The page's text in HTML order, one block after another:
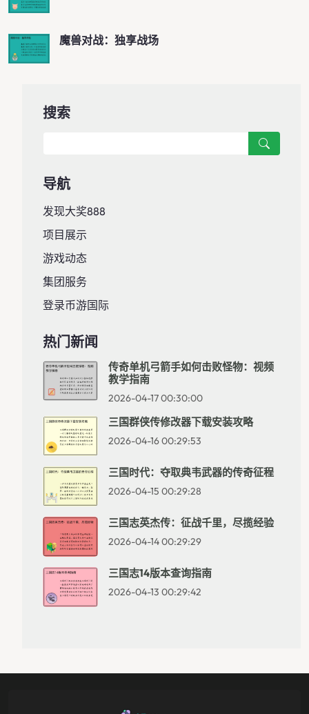
魔兽对战：独享战场
搜索
导航
发现大奖888
项目展示
游戏动态
集团服务
登录币游国际
热门新闻
传奇单机弓箭手如何击败怪物：视频
教学指南
2026-04-17 00:30:00
三国群侠传修改器下载安装攻略
2026-04-16 00:29:53
三国时代：夺取典韦武器的传奇征程
2026-04-15 00:29:28
三国志英杰传：征战千里，尽揽经验
2026-04-14 00:29:29
三国志14版本查询指南
2026-04-13 00:29:42